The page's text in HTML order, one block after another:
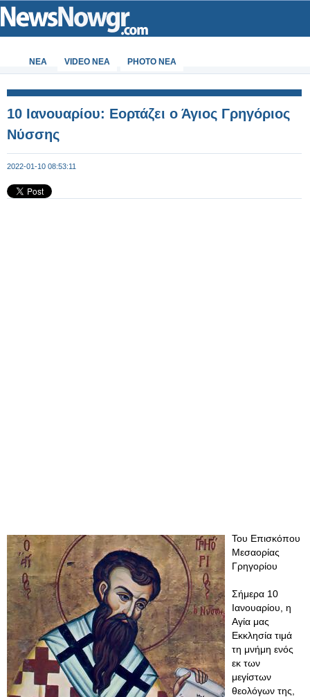
ΝΕΑ VIDEO NEA PHOTO NEA
10 Ιανουαρίου: Εορτάζει ο Άγιος Γρηγόριος
Νύσσης
2022-01-10 08:53:11
Του Επισκόπου
Μεσαορίας
Γρηγορίου
Σήμερα 10
Ιανουαρίου, η
Αγία μας
Εκκλησία τιμά
τη μνήμη ενός
εκ των
μεγίστων
θεολόγων της,